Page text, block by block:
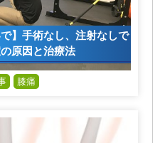
】手術なし、注射なしで
原因と治療法
膝痛